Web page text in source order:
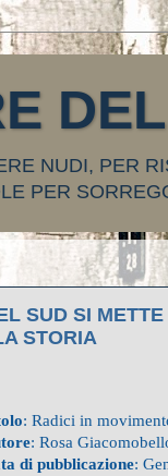
NUDI, PER
PER
SUD SI METTE
STORIA
: Radici in
: Rosa
di pubblicazione: